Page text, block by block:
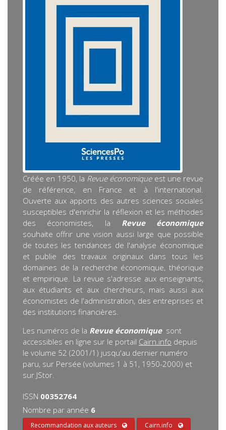
Créée en 1950, la Revue économiqueest une revue
de référence, en France et à l'international.
Ouverte aux apports des autres sciences sociales
susceptibles d'enrichir la réflexion et les méthodes
des économistes, la Revue économique
souhaite offrir une vision aussi large que possible
de toutes les tendances de l'analyse économique
et publie des travaux originaux dans tous les
domaines de la recherche économique, théorique
et empirique. La revue s'adresse aux enseignants,
aux étudiants et aux chercheurs, mais aussi aux
économistes de l'administration, des entreprises et
des institutions financières.
Les numéros de la Revue économique sont
accessibles en ligne sur le portail Cairn.info depuis
le volume 52 (2001/1) jusqu'au dernier numéro
paru, sur Persée (volumes 1 à 51, 1950-2000) et
sur JStor.
ISSN 00352764
Nombre par année 6
Recommandation aux auteurs Cairn.info